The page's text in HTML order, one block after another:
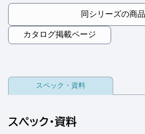
同シリーズの商品
カタログ掲載ページ
スペック・資料
スペック・資料